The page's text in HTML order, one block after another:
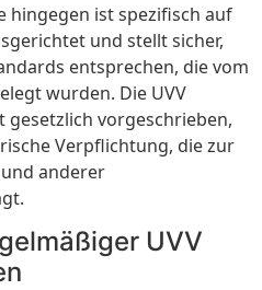
hingegen ist spezifisch auf
und stellt sicher,
entsprechen, die vom
wurden. Die UVV
vorgeschrieben,
Verpflichtung, die zur
anderer
UVV